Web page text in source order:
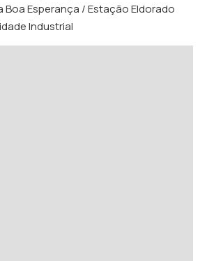
Boa Esperança / Estação Eldorado
Industrial